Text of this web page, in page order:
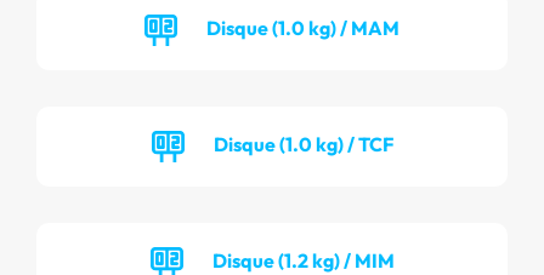
Disque (1.0 kg) / MAM
Disque (1.0 kg) / TCF
Disque (1.2 kg) / MIM